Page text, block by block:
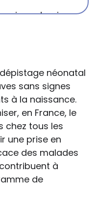
puisse
l’exposé du
adaptée par
l’individu en
et prendre en
même
chaque
sur un site
dépistage néonatal
sans signes
à la naissance.
en France, le
chez tous les
une prise en
des malades
à
de